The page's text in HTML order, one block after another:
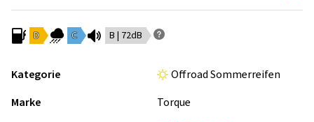
D C B | 72dB
Kategorie
Offroad Sommerreifen
Marke
Torque